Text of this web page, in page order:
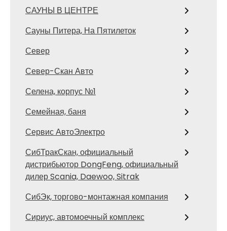
САУНЫ В ЦЕНТРЕ
Сауны Питера, На Пятилеток
Север
Север-Скан Авто
Селена, корпус №1
Семейная, баня
Сервис АвтоЭлектро
СибТракСкан, официальный
дистрибьютор DongFeng, официальный
дилер Scania, Daewoo, Sitrak
СибЭк, торгово-монтажная компания
Сириус, автомоечный комплекс